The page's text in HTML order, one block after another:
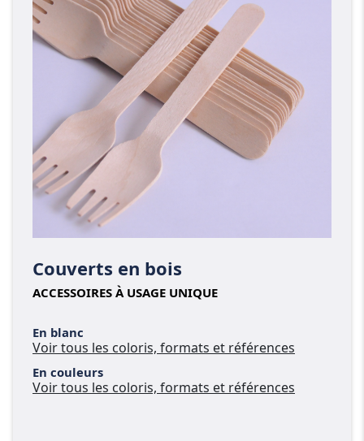
Couverts en bois
ACCESSOIRES À USAGE UNIQUE
En blanc
Voir tous les coloris, formats et références
En couleurs
Voir tous les coloris, formats et références